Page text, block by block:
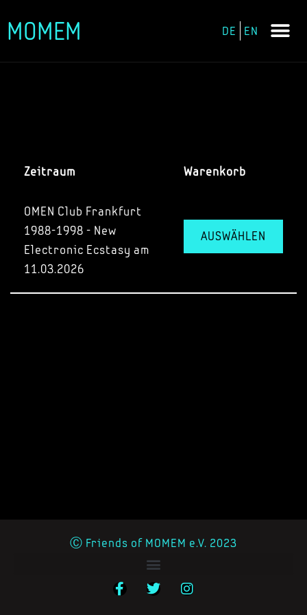
Zum
MOMEM DE EN
Zeitraum Warenkorb
OMEN Club Frankfurt
1988-1998 - New
Electronic Ecstasy am
11.03.2026
AUSWÄHLEN
Ⓒ Friends of MOMEM e.V. 2023